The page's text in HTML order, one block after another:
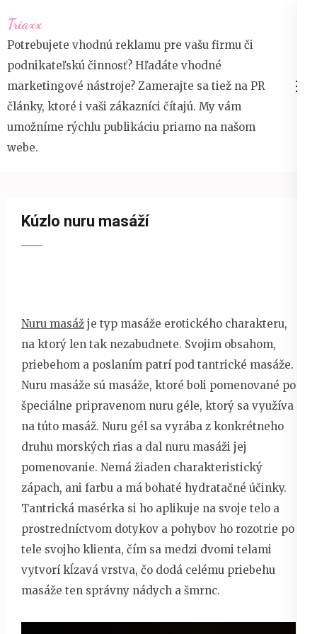
na
obsah
(stiskněte
Enter)
Triaxx
Potrebujete vhodnú reklamu pre vašu firmu či
podnikateľskú činnosť? Hľadáte vhodné
marketingové nástroje? Zamerajte sa tiež na PR
články, ktoré i vaši zákazníci čítajú. My vám
umožníme rýchlu publikáciu priamo na našom
webe.
Kúzlo nuru masáží
Nuru masáž je typ masáže erotického charakteru,
na ktorý len tak nezabudnete. Svojim obsahom,
priebehom a poslaním patrí pod tantrické masáže.
Nuru masáže sú masáže, ktoré boli pomenované po
špeciálne pripravenom nuru géle, ktorý sa využíva
na túto masáž. Nuru gél sa vyrába z konkrétneho
druhu morských rias a dal nuru masáži jej
pomenovanie. Nemá žiaden charakteristický
zápach, ani farbu a má bohaté hydratačné účinky.
Tantrická masérka si ho aplikuje na svoje telo a
prostredníctvom dotykov a pohybov ho rozotrie po
tele svojho klienta, čím sa medzi dvomi telami
vytvorí kĺzavá vrstva, čo dodá celému priebehu
masáže ten správny nádych a šmrnc.